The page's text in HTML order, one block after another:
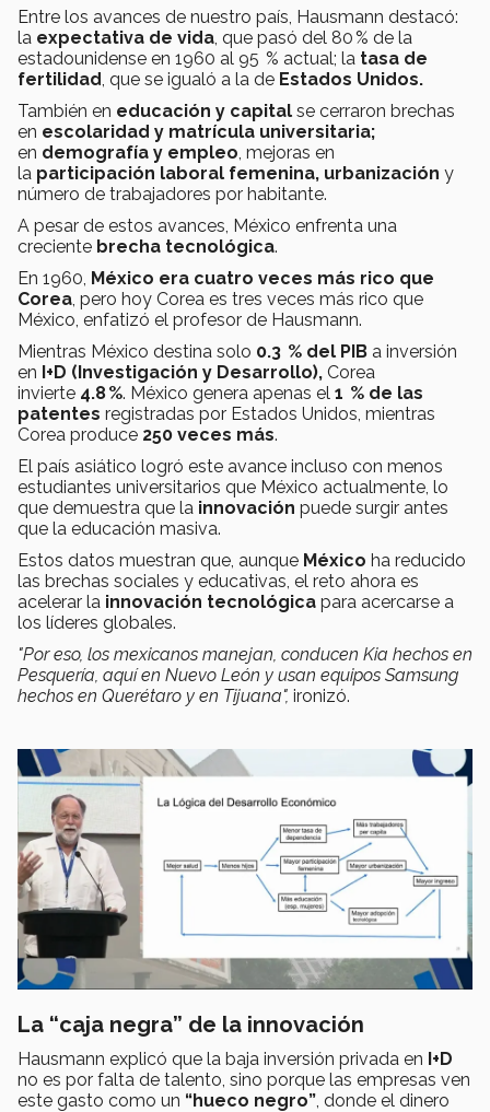
Entre los avances de nuestro país, Hausmann destacó:
la expectativa de vida, que pasó del 80 % de la
estadounidense en 1960 al 95 % actual; la tasa de
fertilidad, que se igualó a la de Estados Unidos.
También en educación y capital se cerraron brechas
en escolaridad y matrícula universitaria;
en demografía y empleo, mejoras en
la participación laboral femenina, urbanización y
número de trabajadores por habitante.
A pesar de estos avances, México enfrenta una
creciente brecha tecnológica.
En 1960, México era cuatro veces más rico que
Corea, pero hoy Corea es tres veces más rico que
México, enfatizó el profesor de Hausmann.
Mientras México destina solo 0.3 % del PIB a inversión
en I+D (Investigación y Desarrollo), Corea
invierte 4.8 %. México genera apenas el 1 % de las
patentes registradas por Estados Unidos, mientras
Corea produce 250 veces más.
El país asiático logró este avance incluso con menos
estudiantes universitarios que México actualmente, lo
que demuestra que la innovación puede surgir antes
que la educación masiva.
Estos datos muestran que, aunque México ha reducido
las brechas sociales y educativas, el reto ahora es
acelerar la innovación tecnológica para acercarse a
los líderes globales.
"Por eso, los mexicanos manejan, conducen Kia hechos en
Pesquería, aquí en Nuevo León y usan equipos Samsung
hechos en Querétaro y en Tijuana", ironizó.
La “caja negra” de la innovación
Hausmann explicó que la baja inversión privada en I+D
no es por falta de talento, sino porque las empresas ven
este gasto como un “hueco negro”, donde el dinero